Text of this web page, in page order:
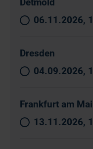
06.11.2026,
Dresden
04.09.2026,
Frankfurt am
13.11.2026,